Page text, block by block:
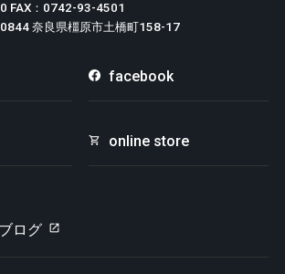
FAX：0742-93-4501
奈良県橿原市土橋町158-17
facebook
online store
ログ